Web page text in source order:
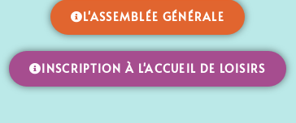
L'ASSEMBLÉE GÉNÉRALE
INSCRIPTION À L'ACCUEIL DE LOISIRS